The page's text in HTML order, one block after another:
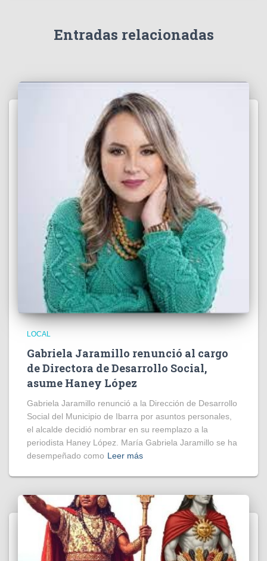
Entradas relacionadas
LOCAL
Gabriela Jaramillo renunció al cargo
de Directora de Desarrollo Social,
asume Haney López
Gabriela Jaramillo renunció a la Dirección de Desarrollo
Social del Municipio de Ibarra por asuntos personales,
el alcalde decidió nombrar en su reemplazo a la
periodista Haney López. María Gabriela Jaramillo se ha
desempeñado como Leer más